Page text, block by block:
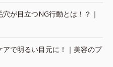
が目立つNG行動とは！？｜
アで明るい目元に！｜美容のプ